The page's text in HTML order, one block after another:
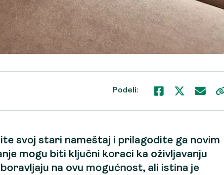
Podeli:
svoj stari nameštaj i prilagodite ga novim
mogu biti ključni koraci ka oživljavanju
na ovu mogućnost, ali istina je